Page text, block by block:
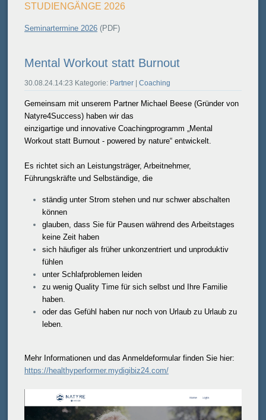
STUDIENGÄNGE 2026
Seminartermine 2026 (PDF)
Mental Workout statt Burnout
30.08.24.14:23 Kategorie: Partner |Coaching
Gemeinsam mit unserem Partner Michael Beese (Gründer von
Natyre4Success) haben wir das
einzigartige und innovative Coachingprogramm „Mental
Workout statt Burnout - powered by nature“ entwickelt.
Es richtet sich an Leistungsträger, Arbeitnehmer,
Führungskräfte und Selbständige, die
ständig unter Strom stehen und nur schwer abschalten
können
glauben, dass Sie für Pausen während des Arbeitstages
keine Zeit haben
sich häufiger als früher unkonzentriert und unproduktiv
fühlen
unter Schlafproblemen leiden
zu wenig Quality Time für sich selbst und Ihre Familie
haben.
oder das Gefühl haben nur noch von Urlaub zu Urlaub zu
leben.
Mehr Informationen und das Anmeldeformular finden Sie hier:
https://healthyperformer.mydigibiz24.com/